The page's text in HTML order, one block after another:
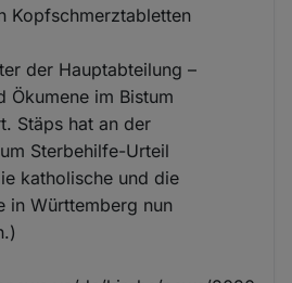
Kopfschmerztabletten
der Hauptabteilung –
Ökumene im Bistum
Stäps hat an der
Sterbehilfe-Urteil
katholische und die
in Württemberg nun